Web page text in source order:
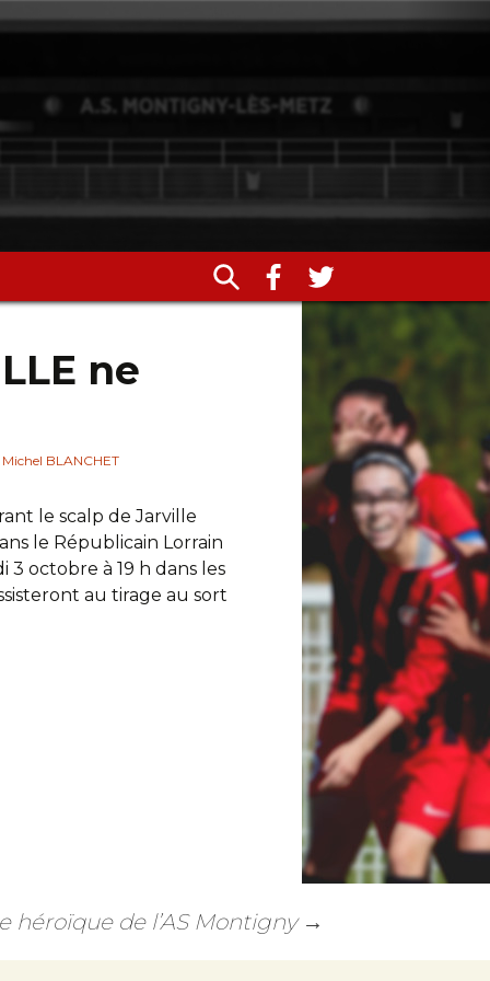
ne
Michel BLANCHET
le scalp de Jarville
le Républicain Lorrain
octobre à 19 h dans les
au tirage au sort
héroïque de l’AS Montigny →